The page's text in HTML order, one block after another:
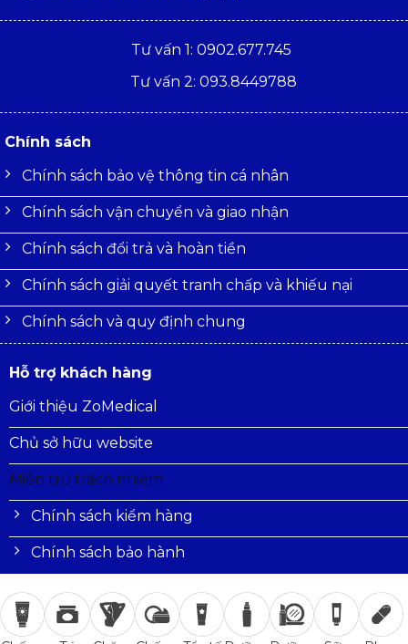
Tư vấn 1: 0902.677.745
Tư vấn 2: 093.8449788
Chính sách
Chính sách bảo vệ thông tin cá nhân
Chính sách vận chuyển và giao nhận
Chính sách đổi trả và hoàn tiền
Chính sách giải quyết tranh chấp và khiếu nại
Chính sách và quy định chung
Hỗ trợ khách hàng
Giới thiệu ZoMedical
Chủ sở hữu website
Miễn trừ trách nhiệm
Chính sách kiểm hàng
Chính sách bảo hành